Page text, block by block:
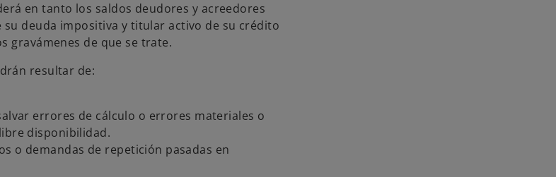
en tanto los saldos deudores y acreedores
deuda impositiva y titular activo de su crédito
gravámenes de que se trate.
resultar de:
errores de cálculo o errores materiales o
disponibilidad.
o demandas de repetición pasadas en